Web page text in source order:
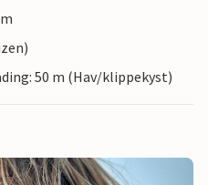
50 m (Hav/klippekyst)